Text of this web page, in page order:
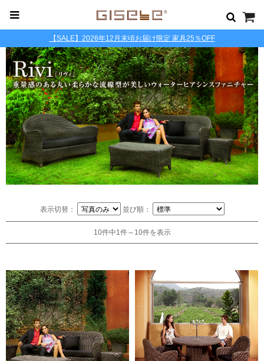
【SALE】2026年12月末頃お届け限定 家具25％OFF
表示切替： 並び順：
10件中1件～10件を表示